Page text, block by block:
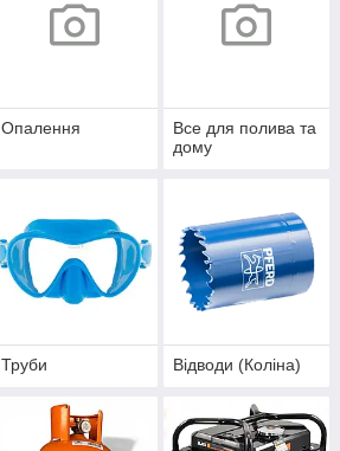
Опалення
Все для полива та
дому
Труби Відводи (Коліна)